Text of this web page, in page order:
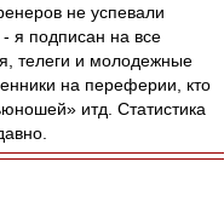
не успевали
я подписан на все
телеги и молодежные
на переферии, кто
итд. Статистика